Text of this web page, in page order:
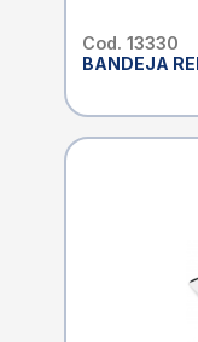
Cod. 13330
BANDEJA